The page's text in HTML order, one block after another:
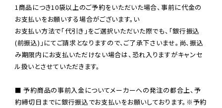
1商品につき10袋以上のご予約をいただいた場合、事前に代金の
お支払いをお願いする場合がございます。い
お支払い方法で「代引き」をご選択いただいた際でも、「銀行振込
(前振込)」にてご請求となりますので、ご了承下さいませ。尚、振込
み期限内にお支払いただけない場合は、恐れ入りますがキャンセ
ル扱いとさせていただきます。
■ 予約商品の事前入金についてメーカーへの発注の都合上、予
約締切日までに銀行振込でお支払いをお願いしております。※予約